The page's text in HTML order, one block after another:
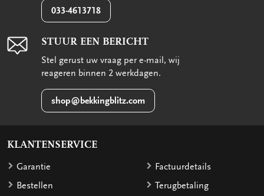
033-4613718
STUUR EEN BERICHT
Stel gerust uw vraag per e-mail, wij
reageren binnen 2 werkdagen.
shop@bekkingblitz.com
KLANTENSERVICE
Garantie
Bestellen
Factuurdetails
Terugbetaling